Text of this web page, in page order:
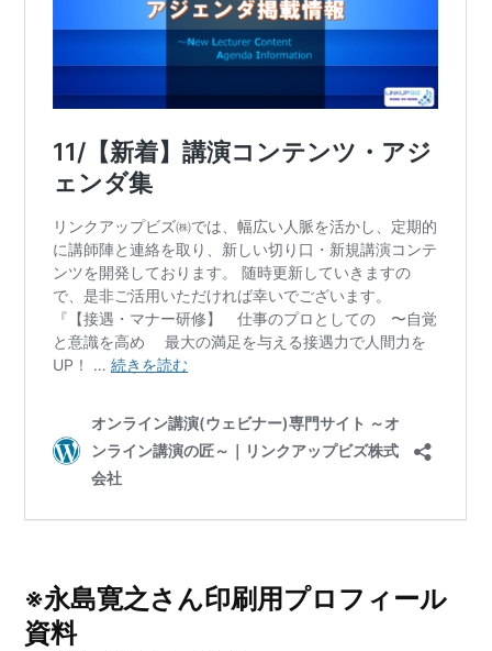
※永島寛之さん印刷用プロフィール
資料